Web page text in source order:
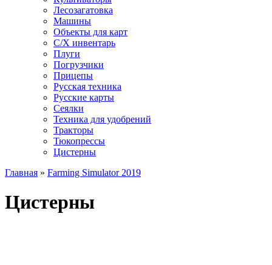
Лесозагатовка
Машины
Объекты для карт
С/Х инвентарь
Плуги
Погрузчики
Прицепы
Русская техника
Русские карты
Сеялки
Техника для удобрений
Тракторы
Тюкопрессы
Цистерны
Главная » Farming Simulator 2019
Цистерны